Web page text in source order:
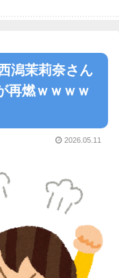
潟茉莉奈さん
再燃ｗｗｗｗ
2026.05.11